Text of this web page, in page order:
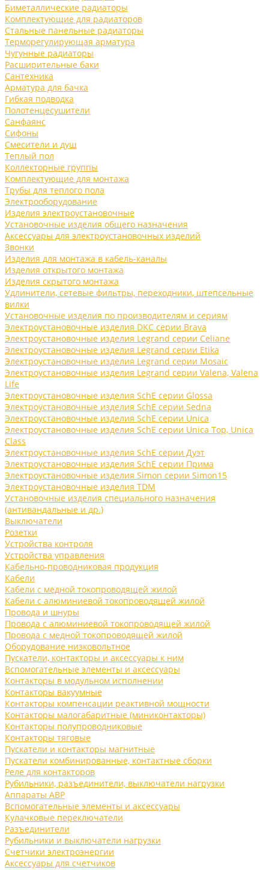
Биметаллические радиаторы
Комплектующие для радиаторов
Стальные панельные радиаторы
Терморегулирующая арматура
Чугунные радиаторы
Расширительные баки
Сантехника
Арматура для бачка
Гибкая подводка
Полотенцесушители
Санфаянс
Сифоны
Смесители и душ
Теплый пол
Коллекторные группы
Комплектующие для монтажа
Трубы для теплого пола
Электрооборудование
Изделия электроустановочные
Установочные изделия общего назначения
Аксессуары для электроустановочных изделий
Звонки
Изделия для монтажа в кабель-каналы
Изделия открытого монтажа
Изделия скрытого монтажа
Удлинители, сетевые фильтры, переходники, штепсельные
вилки
Установочные изделия по производителям и сериям
Электроустановочные изделия DKC серии Brava
Электроустановочные изделия Legrand серии Celiane
Электроустановочные изделия Legrand серии Etika
Электроустановочные изделия Legrand серии Mosaic
Электроустановочные изделия Legrand серии Valena, Valena
Life
Электроустановочные изделия SchE серии Glossa
Электроустановочные изделия SchE серии Sedna
Электроустановочные изделия SchE серии Unica
Электроустановочные изделия SchE серии Unica Top, Unica
Class
Электроустановочные изделия SchE серии Дуэт
Электроустановочные изделия SchE серии Прима
Электроустановочные изделия Simon серии Simon15
Электроустановочные изделия TDM
Установочные изделия специального назначения
(антивандальные и др.)
Выключатели
Розетки
Устройства контроля
Устройства управления
Кабельно-проводниковая продукция
Кабели
Кабели с медной токопроводящей жилой
Кабели с алюминиевой токопроводящей жилой
Провода и шнуры
Провода с алюминиевой токопроводящей жилой
Провода с медной токопроводящей жилой
Оборудование низковольтное
Пускатели, контакторы и аксессуары к ним
Вспомогательные элементы и аксессуары
Контакторы в модульном исполнении
Контакторы вакуумные
Контакторы компенсации реактивной мощности
Контакторы малогабаритные (миниконтакторы)
Контакторы полупроводниковые
Контакторы тяговые
Пускатели и контакторы магнитные
Пускатели комбинированные, контактные сборки
Реле для контакторов
Рубильники, разъединители, выключатели нагрузки
Аппараты АВР
Вспомогательные элементы и аксессуары
Кулачковые переключатели
Разъединители
Рубильники и выключатели нагрузки
Счетчики электроэнергии
Аксессуары для счетчиков